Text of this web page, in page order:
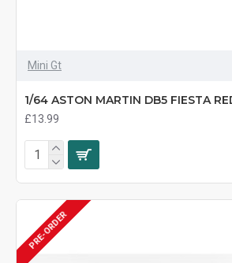
Mini Gt
1/64 ASTON MARTIN DB5 FIESTA
£13.99
PRE-ORDER